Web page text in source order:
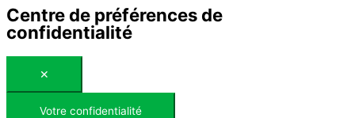
Centre de préférences de
confidentialité
✕
Votre confidentialité